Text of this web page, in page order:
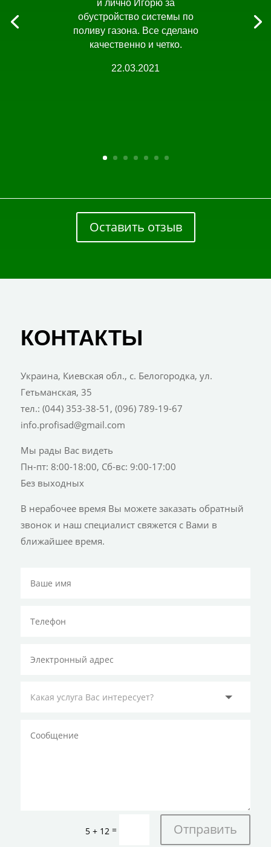
и лично Игорю за
обустройство системы по
поливу газона. Все сделано
качественно и четко.
22.03.2021
Оставить отзыв
КОНТАКТЫ
Украина, Киевская обл., с. Белогородка, ул.
Гетьманская, 35
тел.: (044) 353-38-51, (096) 789-19-67
info.profisad@gmail.com
Мы рады Вас видеть
Пн-пт: 8:00-18:00, Сб-вс: 9:00-17:00
Без выходных
В нерабочее время Вы можете заказать обратный
звонок и наш специалист свяжется с Вами в
ближайшее время.
5 + 12 = Отправить